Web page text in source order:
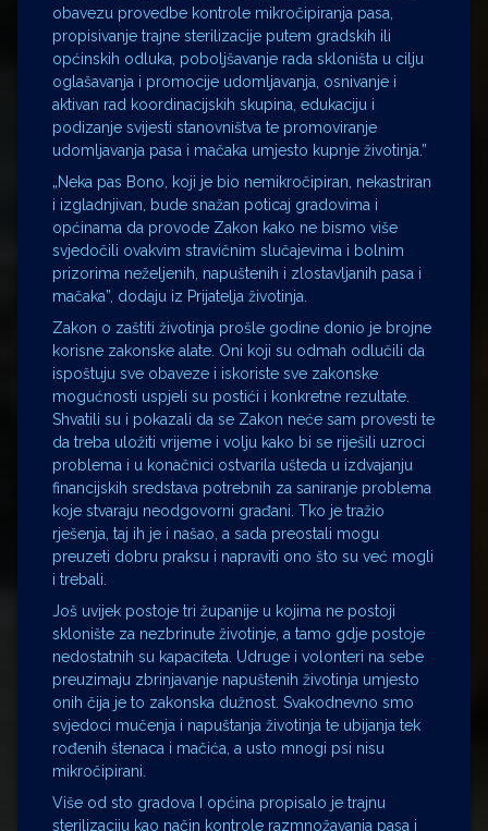
obavezu provedbe kontrole mikročipiranja pasa,
propisivanje trajne sterilizacije putem gradskih ili
općinskih odluka, poboljšavanje rada skloništa u cilju
oglašavanja i promocije udomljavanja, osnivanje i
aktivan rad koordinacijskih skupina, edukaciju i
podizanje svijesti stanovništva te promoviranje
udomljavanja pasa i mačaka umjesto kupnje životinja.”
„Neka pas Bono, koji je bio nemikročipiran, nekastriran
i izgladnjivan, bude snažan poticaj gradovima i
općinama da provode Zakon kako ne bismo više
svjedočili ovakvim stravičnim slučajevima i bolnim
prizorima neželjenih, napuštenih i zlostavljanih pasa i
mačaka”, dodaju iz Prijatelja životinja.
Zakon o zaštiti životinja prošle godine donio je brojne
korisne zakonske alate. Oni koji su odmah odlučili da
ispoštuju sve obaveze i iskoriste sve zakonske
mogućnosti uspjeli su postići i konkretne rezultate.
Shvatili su i pokazali da se Zakon neće sam provesti te
da treba uložiti vrijeme i volju kako bi se riješili uzroci
problema i u konačnici ostvarila ušteda u izdvajanju
financijskih sredstava potrebnih za saniranje problema
koje stvaraju neodgovorni građani. Tko je tražio
rješenja, taj ih je i našao, a sada preostali mogu
preuzeti dobru praksu i napraviti ono što su već mogli
i trebali.
Još uvijek postoje tri županije u kojima ne postoji
sklonište za nezbrinute životinje, a tamo gdje postoje
nedostatnih su kapaciteta. Udruge i volonteri na sebe
preuzimaju zbrinjavanje napuštenih životinja umjesto
onih čija je to zakonska dužnost. Svakodnevno smo
svjedoci mučenja i napuštanja životinja te ubijanja tek
rođenih štenaca i mačića, a usto mnogi psi nisu
mikročipirani.
Više od sto gradova I općina propisalo je trajnu
sterilizaciju kao način kontrole razmnožavanja pasa i